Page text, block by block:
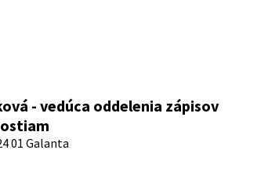
- vedúca oddelenia zápisov
01 Galanta